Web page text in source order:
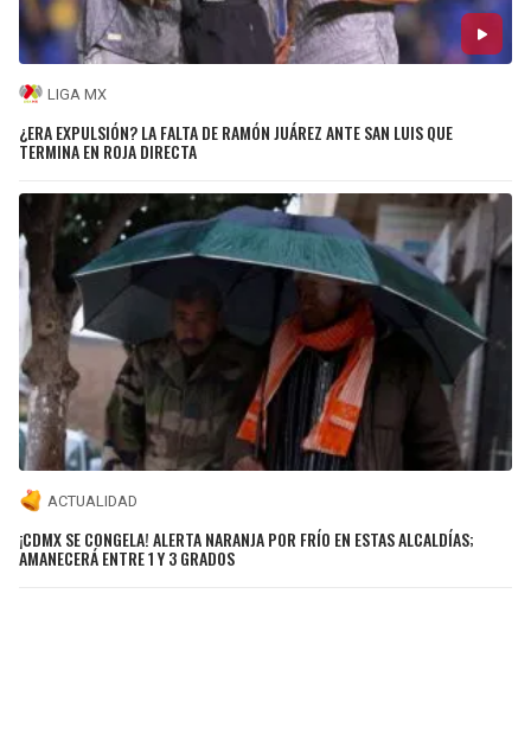
LIGA MX
¿ERA EXPULSIÓN? LA FALTA DE RAMÓN JUÁREZ ANTE SAN LUIS QUE
TERMINA EN ROJA DIRECTA
ACTUALIDAD
¡CDMX SE CONGELA! ALERTA NARANJA POR FRÍO EN ESTAS ALCALDÍAS;
AMANECERÁ ENTRE 1 Y 3 GRADOS